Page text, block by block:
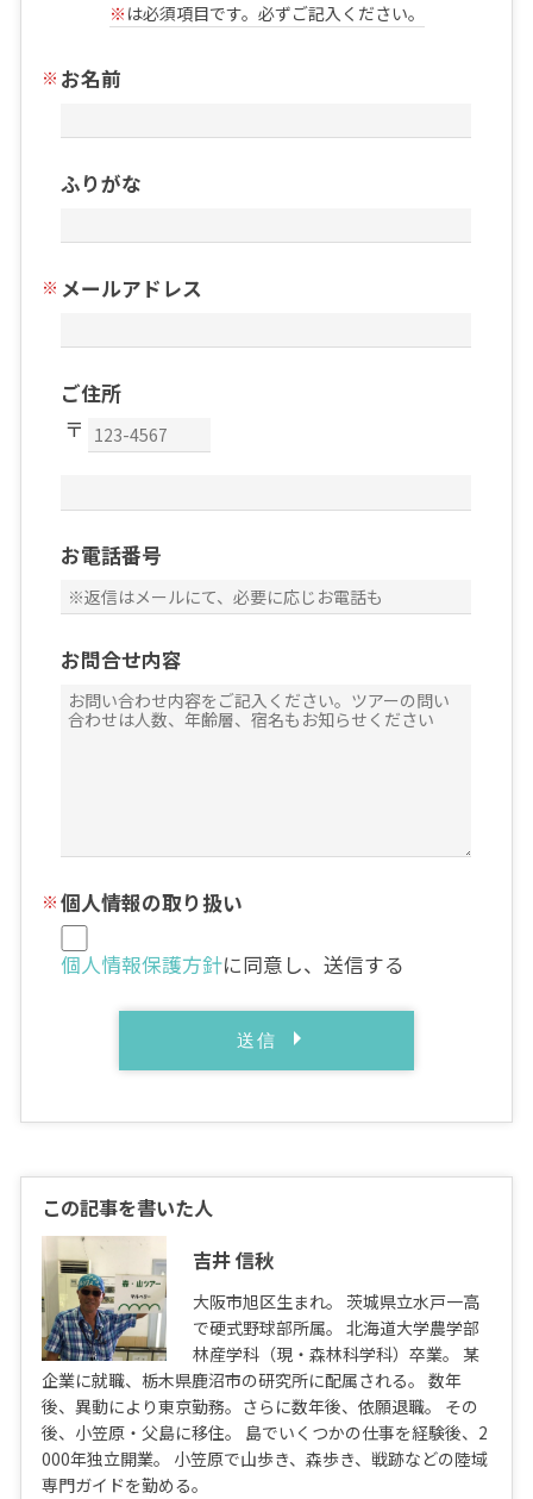
※ は必須項目です。必ずご記入ください。
お名前
ふりがな
メールアドレス
ご住所
お電話番号
お問合せ内容
個人情報の取り扱い
個人情報保護方針に同意し、送信する
この記事を書いた人
吉井 信秋
大阪市旭区生まれ。 茨城県立水戸一高
で硬式野球部所属。 北海道大学農学部
林産学科（現・森林科学科）卒業。 某
企業に就職、栃木県鹿沼市の研究所に配属される。 数年
後、異動により東京勤務。さらに数年後、依願退職。 その
後、小笠原・父島に移住。 島でいくつかの仕事を経験後、2
000年独立開業。 小笠原で山歩き、森歩き、戦跡などの陸域
専門ガイドを勤める。